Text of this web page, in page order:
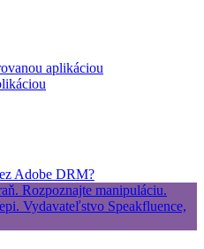
aplikáciou
Adobe DRM?